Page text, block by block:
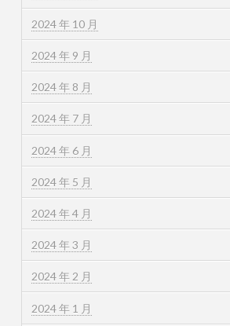
2024 年 10 月
2024 年 9 月
2024 年 8 月
2024 年 7 月
2024 年 6 月
2024 年 5 月
2024 年 4 月
2024 年 3 月
2024 年 2 月
2024 年 1 月